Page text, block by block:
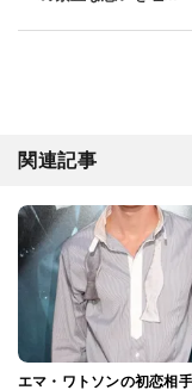
関連記事
エマ・ワトソンの初恋相